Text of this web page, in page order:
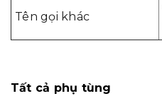
Tên gọi khác
Tất cả phụ tùng